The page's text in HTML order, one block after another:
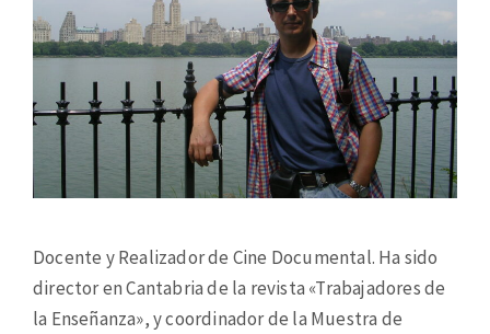
Docente y Realizador de Cine Documental. Ha sido
director en Cantabria de la revista «Trabajadores de
la Enseñanza», y coordinador de la Muestra de